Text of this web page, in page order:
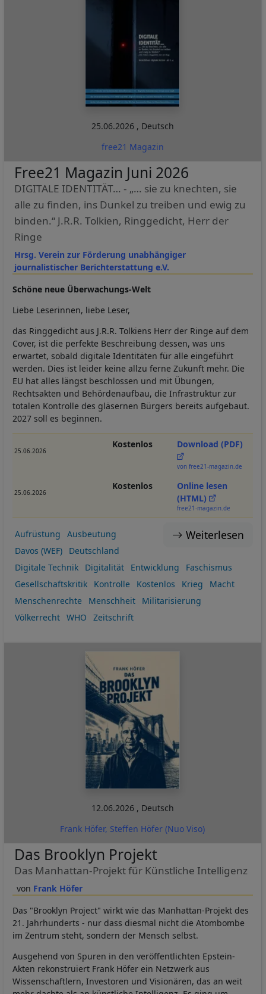
25.06.2026 , Deutsch
free21 Magazin
Hrsg. Verein zur Förderung unabhängiger
journalistischer Berichterstattung e.V.
Free21 Magazin Juni 2026
DIGITALE IDENTITÄT… - „… sie zu knechten, sie
alle zu finden, ins Dunkel zu treiben und ewig zu
binden.“ J.R.R. Tolkien, Ringgedicht, Herr der
Ringe
Schöne neue Überwachungs-Welt
Liebe Leserinnen, liebe Leser,
das Ringgedicht aus J.R.R. Tolkiens Herr der Ringe auf dem
Cover, ist die perfekte Beschreibung dessen, was uns
erwartet, sobald digitale Identitäten für alle eingeführt
werden. Dies ist leider keine allzu ferne Zukunft mehr. Die
EU hat alles längst beschlossen und mit Übungen,
Rechtsakten und Behördenaufbau, die Infrastruktur zur
totalen Kontrolle des gläsernen Bürgers bereits aufgebaut.
2027 soll es beginnen.
25.06.2026
Kostenlos Download (PDF)
von free21-magazin.de
25.06.2026
Kostenlos
Online lesen
(HTML)
free21-magazin.de
Weiterlesen
Aufrüstung
Ausbeutung
Davos (WEF)
Deutschland
Digitale Technik
Digitalität Entwicklung
Faschismus
Gesellschaftskritik
Kontrolle Kostenlos Krieg
Macht
Menschenrechte
Menschheit
Militarisierung
Völkerrecht
WHO Zeitschrift
12.06.2026 , Deutsch
Frank Höfer, Steffen Höfer (Nuo Viso)
Frank Höfer
Das Brooklyn Projekt
Das Manhattan-Projekt für Künstliche Intelligenz
Das "Brooklyn Project" wirkt wie das Manhattan-Projekt des
21. Jahrhunderts - nur dass diesmal nicht die Atombombe
im Zentrum steht, sondern der Mensch selbst.
Ausgehend von Spuren in den veröffentlichten Epstein-
Akten rekonstruiert Frank Höfer ein Netzwerk aus
Wissenschaftlern, Investoren und Visionären, das an weit